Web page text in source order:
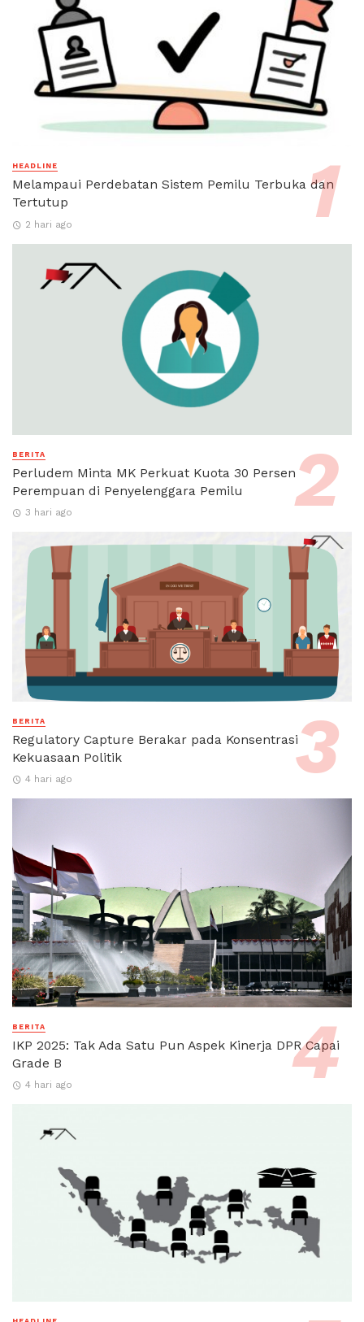
HEADLINE
Melampaui Perdebatan Sistem Pemilu Terbuka dan
Tertutup
2 hari ago
BERITA
Perludem Minta MK Perkuat Kuota 30 Persen
Perempuan di Penyelenggara Pemilu
3 hari ago
BERITA
Regulatory Capture Berakar pada Konsentrasi
Kekuasaan Politik
4 hari ago
BERITA
IKP 2025: Tak Ada Satu Pun Aspek Kinerja DPR Capai
Grade B
4 hari ago